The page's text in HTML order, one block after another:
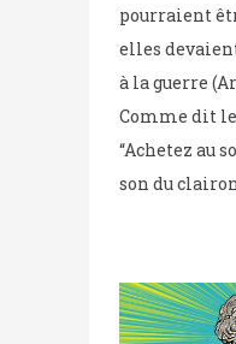
pourraient
elles
à la guerre
Comme dit
“Achetez au
son du